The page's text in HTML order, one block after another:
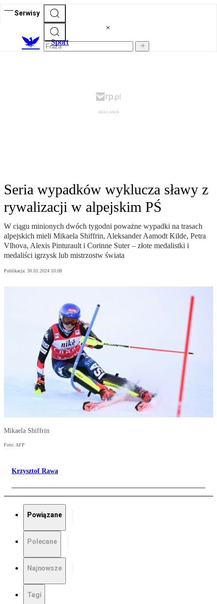
Serwisy
Sport
Seria wypadków wyklucza sławy z
rywalizacji w alpejskim PŚ
W ciągu minionych dwóch tygodni poważne wypadki na trasach
alpejskich mieli Mikaela Shiffrin, Aleksander Aamodt Kilde, Petra
Vlhova, Alexis Pinturault i Corinne Suter – złote medalistki i
medaliści igrzysk lub mistrzostw świata
Publikacja: 30.01.2024 10:08
Mikaela Shiffrin
Foto: AFP
Krzysztof Rawa
Powiązane
Polecane
Najnowsze
Tagi